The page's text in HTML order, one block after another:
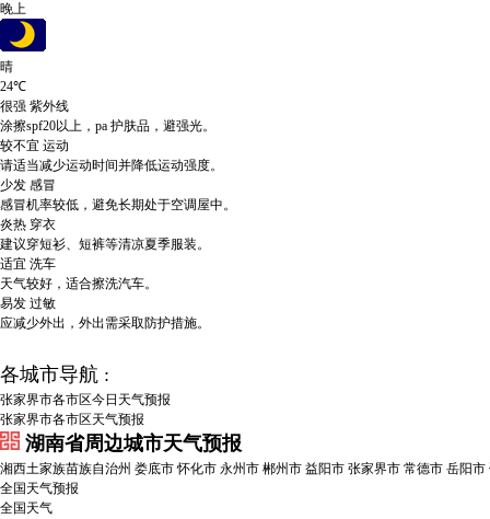
晚上
晴
24℃
很强 紫外线
涂擦spf20以上，pa 护肤品，避强光。
较不宜 运动
请适当减少运动时间并降低运动强度。
少发 感冒
感冒机率较低，避免长期处于空调屋中。
炎热 穿衣
建议穿短衫、短裤等清凉夏季服装。
适宜 洗车
天气较好，适合擦洗汽车。
易发 过敏
应减少外出，外出需采取防护措施。
各城市导航 :
张家界市各市区今日天气预报
张家界市各市区天气预报
湖南省周边城市天气预报
湘西土家族苗族自治州 娄底市 怀化市 永州市 郴州市 益阳市 张家界市 常德市 岳阳市
全国天气预报
全国天气